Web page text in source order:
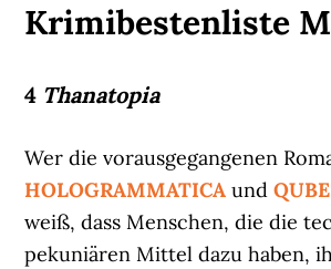
Krimibestenliste
4 Thanatopia
Wer die vorausgegangenen
HOLOGRAMMATICA undQUBE
weiß, dass Menschen, die die
pekuniären Mittel dazu haben,